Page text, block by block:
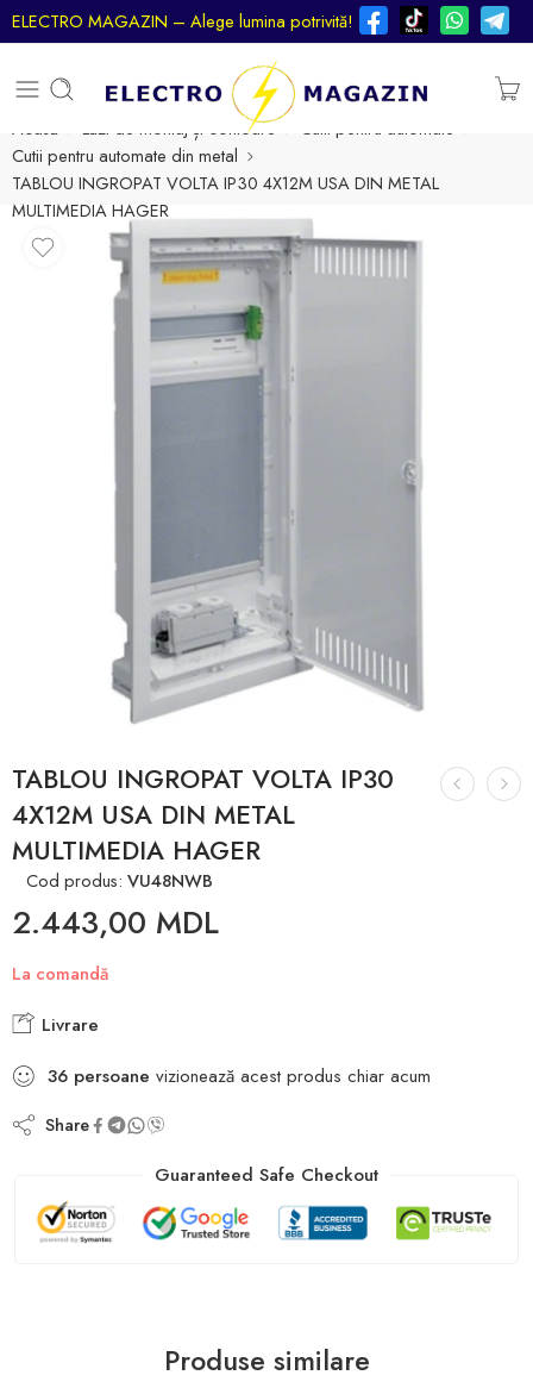
ELECTRO MAGAZIN – Alege lumina potrivită!
Acasă Lăzi de montaj și contoare
Cutii pentru automate
Cutii pentru automate din metal
TABLOU INGROPAT VOLTA IP30 4X12M USA DIN METAL
MULTIMEDIA HAGER
TABLOU INGROPAT VOLTA IP30
4X12M USA DIN METAL
MULTIMEDIA HAGER
Cod produs: VU48NWB
2.443,00 MDL
La comandă
Livrare
36 persoane vizionează acest produs chiar acum
Share
Guaranteed Safe Checkout
Produse similare